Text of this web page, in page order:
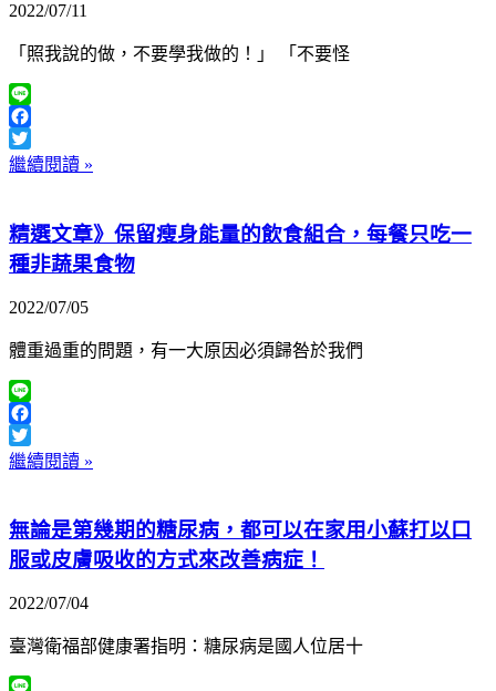
2022/07/11
「照我說的做，不要學我做的！」 「不要怪
Line
Facebook
Twitter
繼續閱讀 »
精選文章》保留瘦身能量的飲食組合，每餐只吃一
種非蔬果食物
2022/07/05
體重過重的問題，有一大原因必須歸咎於我們
Line
Facebook
Twitter
繼續閱讀 »
無論是第幾期的糖尿病，都可以在家用小蘇打以口
服或皮膚吸收的方式來改善病症！
2022/07/04
臺灣衛福部健康署指明：糖尿病是國人位居十